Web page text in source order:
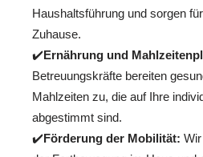
Haushaltsführung und sorgen
Zuhause.
✔️Ernährung und
Betreuungskräfte bereiten
Mahlzeiten zu, die auf Ihre
abgestimmt sind.
✔️Förderung der Mobilität: